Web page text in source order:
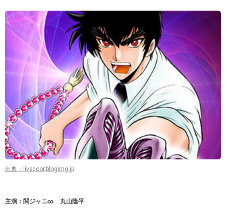
出典：livedoor.blogimg.jp
主演：関ジャニ∞ 丸山隆平